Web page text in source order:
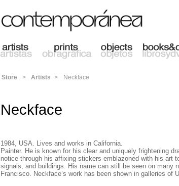
Store > Artists > Neckface
Neckface
1984, USA. Lives and works in California.
Painter. He is known for his clear and uniquely frightening
notice through his affixing stickers emblazoned with his art
signals, and buildings. His name can still be seen on many
Francisco. Neckface’s work has been shown in galleries of